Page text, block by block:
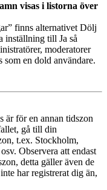
visas i listorna över
finns alternativet Dölj
inställning till Ja så
moderatorer
en dold användare.
är för en annan tidszon
gå till din
t.ex. Stockholm,
Observera att endast
detta gäller även de
har registrerat dig än,